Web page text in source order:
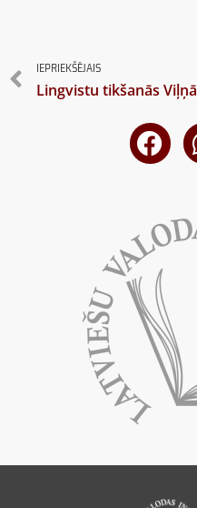
IEPRIEKŠĒJAIS
Lingvistu tikšanās Viļņā